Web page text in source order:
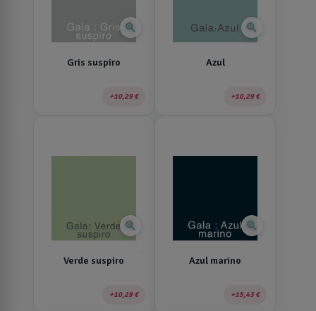
zoom_in
Gris suspiro
10,29 €
zoom_in
Azul
10,29 €
zoom_in
Verde suspiro
10,29 €
zoom_in
Azul marino
15,43 €